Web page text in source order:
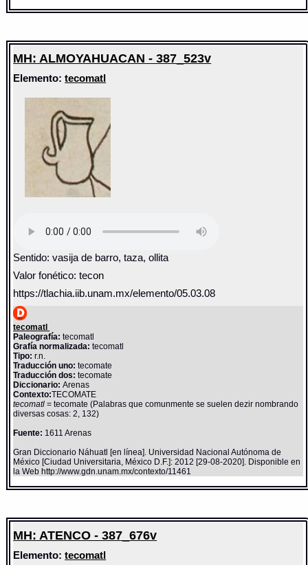
MH: ALMOYAHUACAN - 387_523v
Elemento:tecomatl
Sentido: vasija de barro, taza, ollita
Valor fonético: tecon
https://tlachia.iib.unam.mx/elemento/05.03.08
tecomatl
Paleografía: tecomatl
Grafía normalizada: tecomatl
Tipo: r.n.
Traducción uno: tecomate
Traducción dos: tecomate
Diccionario:Arenas
Contexto:TECOMATE
tecomatl= tecomate (Palabras que comunmente se suelen dezir nombrando
diversas cosas: 2, 132)
Fuente: 1611 Arenas
Gran Diccionario Náhuatl [en línea]. Universidad Nacional Autónoma de
México [Ciudad Universitaria, México D.F.]: 2012 [29-08-2020]. Disponible en
la Web http://www.gdn.unam.mx/contexto/11461
MH: ATENCO - 387_676v
Elemento:tecomatl